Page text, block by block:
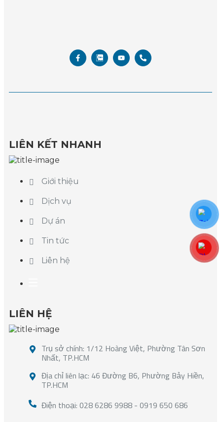
LIÊN KẾT NHANH
Giới thiệu
Dịch vụ
Dự án
Tin tức
Liên hệ
LIÊN HỆ
Trụ sở chính: 1/12 Hoàng Việt, Phường Tân Sơn
Nhất, TP.HCM
Địa chỉ liên lạc: 46 Đường B6, Phường Bảy Hiền,
TP.HCM
Điện thoại: 028 6286 9988 - 0919 650 686